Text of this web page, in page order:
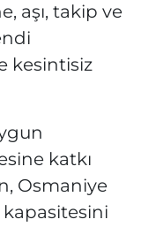
aşı, takip ve
kesintisiz
katkı
Osmaniye
kapasitesini